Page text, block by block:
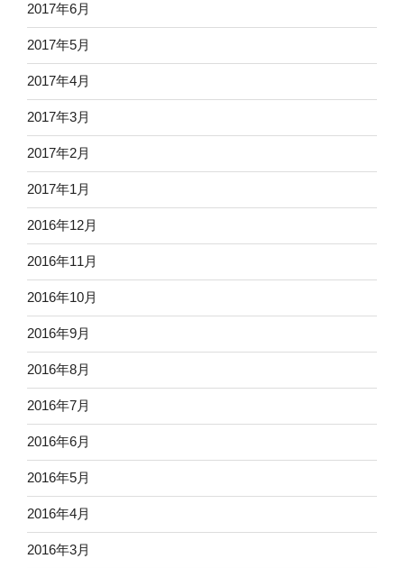
2017年6月
2017年5月
2017年4月
2017年3月
2017年2月
2017年1月
2016年12月
2016年11月
2016年10月
2016年9月
2016年8月
2016年7月
2016年6月
2016年5月
2016年4月
2016年3月